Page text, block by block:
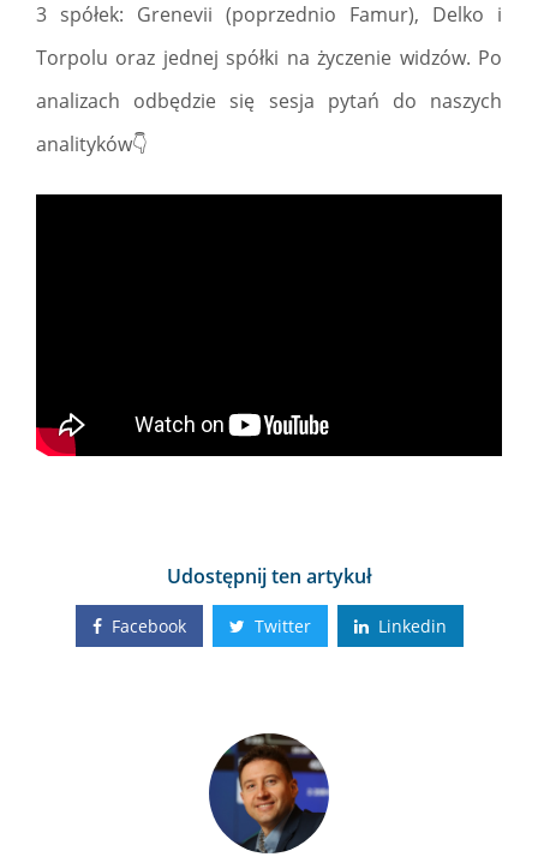
3 spółek: Grenevii (poprzednio Famur), Delko i
Torpolu oraz jednej spółki na życzenie widzów. Po
analizach odbędzie się sesja pytań do naszych
analityków👇
Udostępnij ten artykuł
Facebook Twitter Linkedin